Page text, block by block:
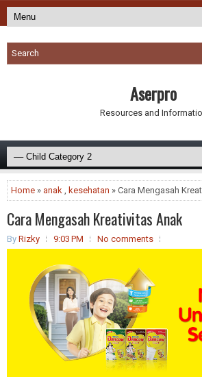
Aserpro
Resources and
Home » anak , kesehatan » Cara Mengasah
Cara Mengasah Kreativitas Anak
By Rizky 9:03 PM No comments